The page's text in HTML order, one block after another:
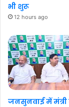
भी शुरू
12 hours ago
जनसुनवाई में मंत्री